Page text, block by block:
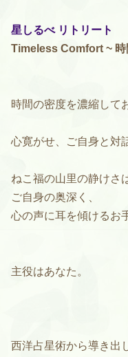
星しるべ リトリート
Timeless Comfort ~ 時
時間の密度を濃縮して
心寛がせ、ご自身と対
ねこ福の山里の静けさ
ご自身の奥深く、
心の声に耳を傾けるお
主役はあなた。
西洋占星術から導き出